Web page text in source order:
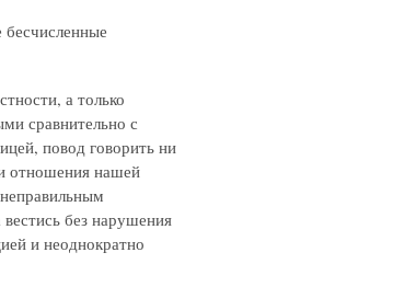
а только
сравнительно с
повод говорить ни
отношения нашей
без нарушения
и неоднократно